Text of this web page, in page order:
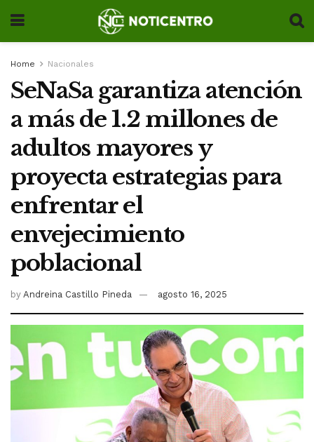
Home Nacionales
SeNaSa garantiza atención
a más de 1.2 millones de
adultos mayores y
proyecta estrategias para
enfrentar el
envejecimiento
poblacional
by Andreina Castillo Pineda agosto 16, 2025